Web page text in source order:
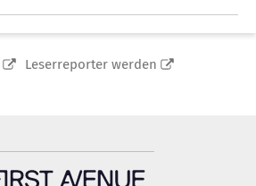
Leserreporter werden